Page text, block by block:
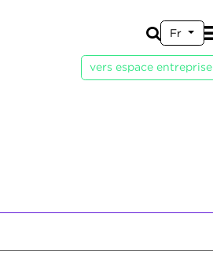
Fr
vers espace entreprise